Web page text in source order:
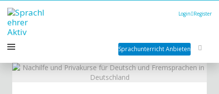
Login Register
Sprachunterricht Anbieten